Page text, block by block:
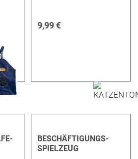
9,99 €
BESCHÄFTIGUNGS-
SPIELZEUG